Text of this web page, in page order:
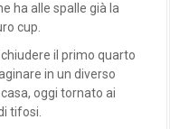
ha alle spalle già la
cup.
il primo quarto
in un diverso
oggi tornato ai
tifosi.